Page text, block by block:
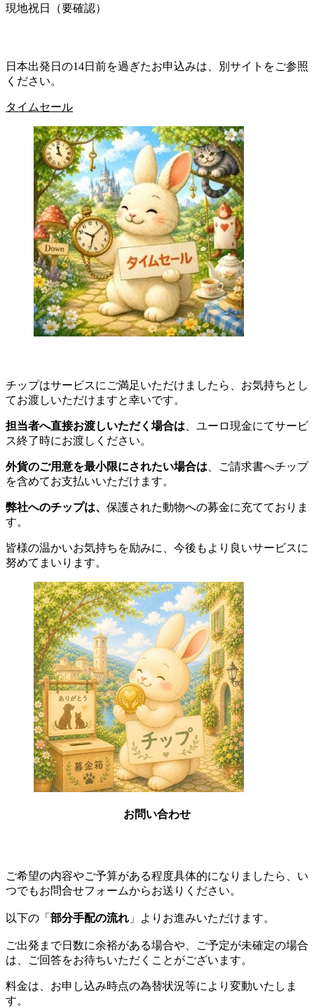
現地祝日（要確認）
日本出発日の14日前を過ぎたお申込みは、別サイトをご参照
ください。
タイムセール
チップはサービスにご満足いただけましたら、お気持ちとし
てお渡しいただけますと幸いです。
担当者へ直接お渡しいただく場合は 、ユーロ現金にてサービ
ス終了時にお渡しください。
外貨のご用意を最小限にされたい場合は 、ご請求書へチップ
を含めてお支払いいただけます。
弊社へのチップは、 保護された動物への募金に充てておりま
す。
皆様の温かいお気持ちを励みに、今後もより良いサービスに
努めてまいります。
お問い合わせ
ご希望の内容やご予算がある程度具体的になりましたら、い
つでもお問合せフォームからお送りください。
以下の 「 部分手配の流れ 」 よりお進みいただけます。
ご出発まで日数に余裕がある場合や、ご予定が未確定の場合
は、ご回答をお待ちいただくことがございます。
料金は、お申し込み時点の為替状況等により変動いたしま
す。